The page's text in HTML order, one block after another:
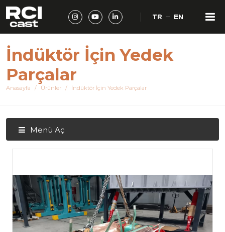
TR EN
İndüktör İçin Yedek
Parçalar
Anasayfa Ürünler İndüktör İçin Yedek Parçalar
Menü Aç